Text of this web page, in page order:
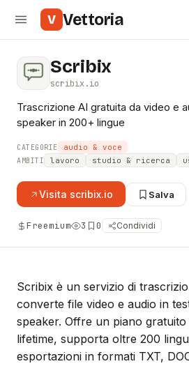
V Vettoria
Scribix
scribix.io
Trascrizione AI gratuita da video e
speaker in 200+ lingue
CATEGORIE audio & voce
AMBITI lavoro studio & ricerca
Visita scribix.io Salva
Freemium 3 0 Condividi
Scribix è un servizio di
converte file video e audio in
speaker. Offre un piano
lifetime, supporta oltre 200
esportazioni in formati TXT,